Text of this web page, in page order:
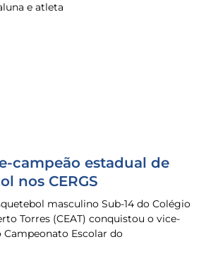
e atleta
campeão estadual de
nos CERGS
masculino Sub-14 do Colégio
Torres (CEAT) conquistou o vice-
Escolar do